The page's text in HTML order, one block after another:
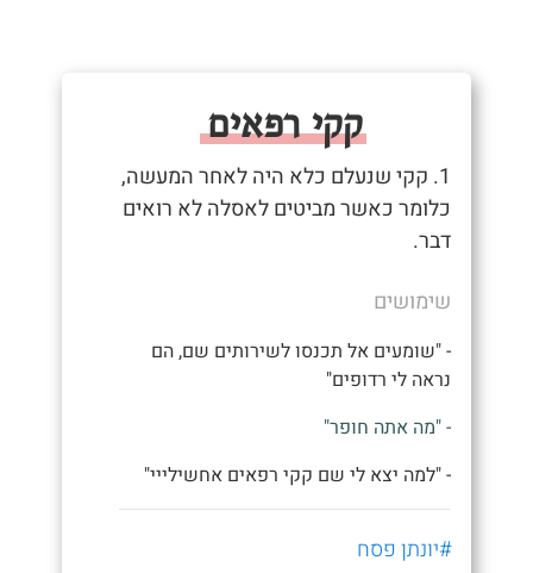
קקי רפאים
1. קקי שנעלם כלא היה לאחר המעשה,
כלומר כאשר מביטים לאסלה לא רואים
דבר.
שימושים
- "שומעים אל תכנסו לשירותים שם, הם
נראה לי רדופים"
- "מה אתה חופר"
- "למה יצא לי שם קקי רפאים אחשילייי"
#יונתן פסח